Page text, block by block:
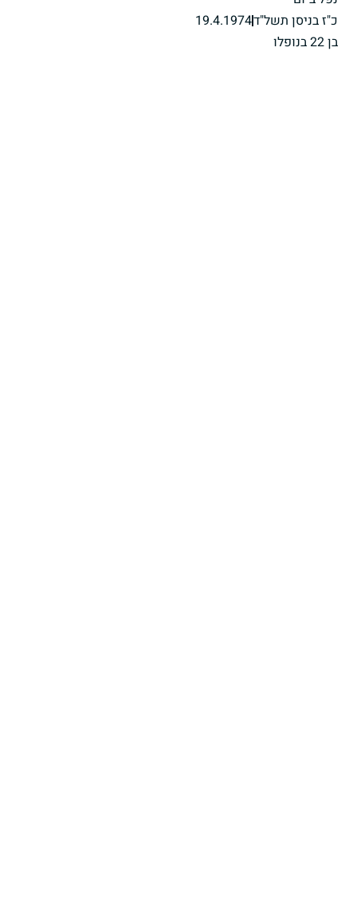
כ"ז בניסן תשל"ד19.4.1974
בן 22 בנופלו